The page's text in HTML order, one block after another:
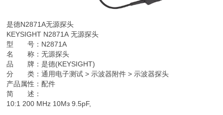
是德N2871A无源探头
KEYSIGHT N2871A 无源探头
型 号：N2871A
名 称：无源探头
品 牌：是德(KEYSIGHT)
分 类：通用电子测试 > 示波器附件 > 示波器探头
产品属性：配件
简 述：
10:1 200 MHz 10Mз 9.5pF,